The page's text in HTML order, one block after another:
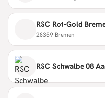
RSC Rot-Gold
28359 Bremen
RSC Schwalbe 08